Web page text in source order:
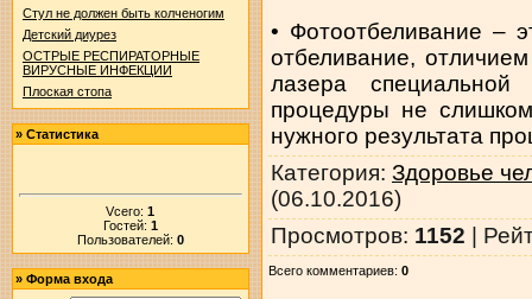
Стул не должен быть колченогим
Детский диурез
ОСТРЫЕ РЕСПИРАТОРНЫЕ
ВИРУСНЫЕ ИНФЕКЦИИ
Плоская стопа
» Статистика
Vсего:1
Гостей: 1
Пользователей: 0
» Форма входа
• Фотоотбеливание –
отбеливание,
лазера
процедуры не
нужного результата
Категория: Здоровье
(06.10.2016)
Просмотров: 1152 |
Всего комментариев: 0